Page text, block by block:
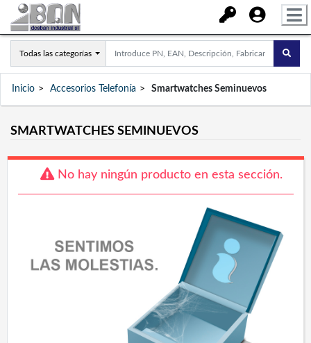
Todas las categorías
Inicio Accesorios Telefonía Smartwatches Seminuevos
SMARTWATCHES SEMINUEVOS
No hay ningún producto en esta sección.